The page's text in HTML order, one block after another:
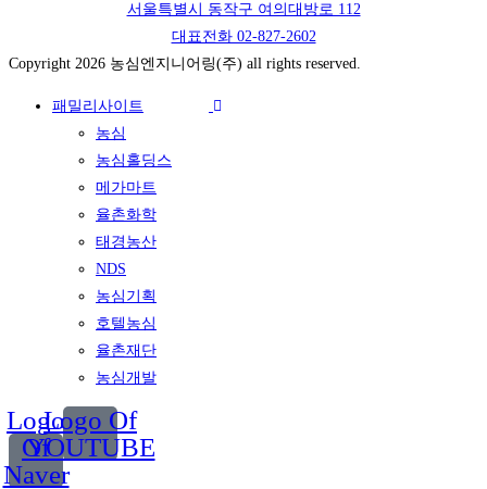
서울특별시 동작구 여의대방로 112
대표전화 02-827-2602
Copyright 2026 농심엔지니어링(주) all rights reserved.
패밀리사이트
농심
농심홀딩스
메가마트
율촌화학
태경농산
NDS
농심기획
호텔농심
율촌재단
농심개발
Logo
Of
Naver
Logo Of
YOUTUBE